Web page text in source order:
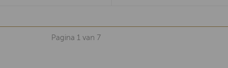
Pagina 1 van 7